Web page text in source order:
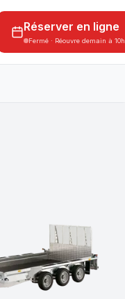
Réserver en ligne
Fermé · Réouvre demain à 10h